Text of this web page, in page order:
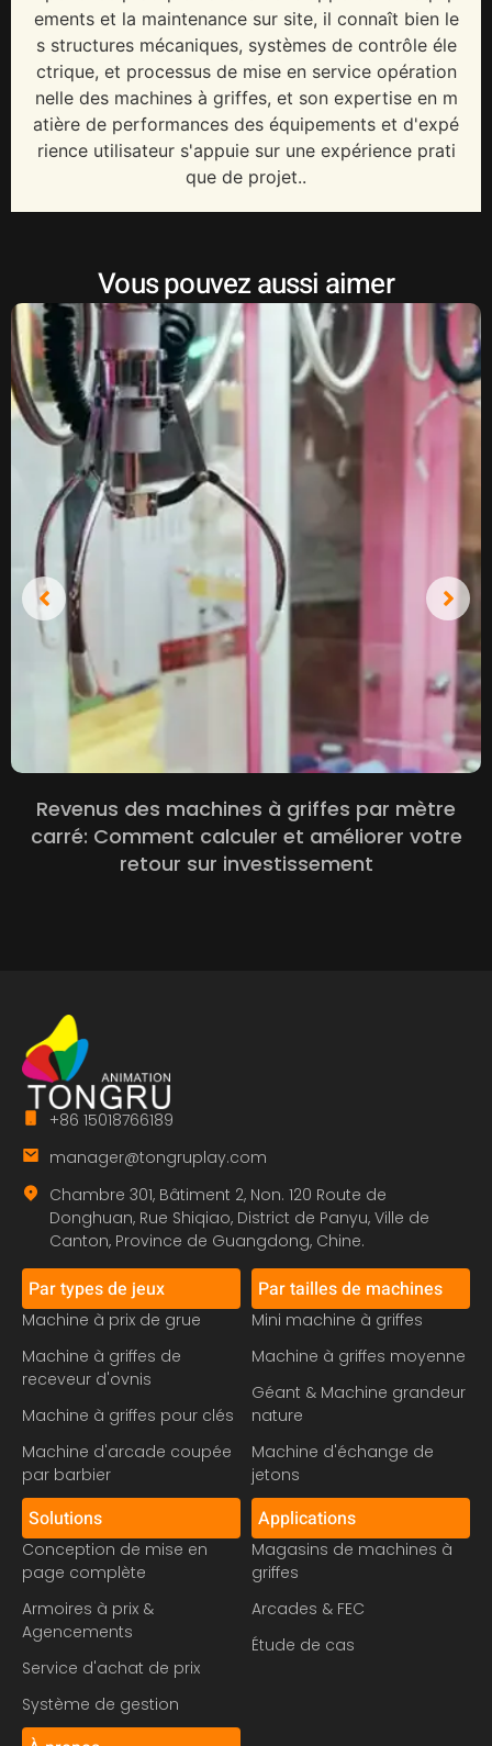
ements et la maintenance sur site, il connaît bien le
s structures mécaniques, systèmes de contrôle éle
ctrique, et processus de mise en service opération
nelle des machines à griffes, et son expertise en m
atière de performances des équipements et d'expé
rience utilisateur s'appuie sur une expérience prati
que de projet..
Vous pouvez aussi aimer
Revenus des machines à griffes par mètre
carré: Comment calculer et améliorer votre
retour sur investissement
+86 15018766189
manager@tongruplay.com
Chambre 301, Bâtiment 2, Non. 120 Route de
Donghuan, Rue Shiqiao, District de Panyu, Ville de
Canton, Province de Guangdong, Chine.
Par types de jeux
Machine à prix de grue
Machine à griffes de
receveur d'ovnis
Machine à griffes pour clés
Machine d'arcade coupée
par barbier
Par tailles de machines
Mini machine à griffes
Machine à griffes moyenne
Géant & Machine grandeur
nature
Machine d'échange de
jetons
Solutions
Conception de mise en
page complète
Armoires à prix &
Agencements
Service d'achat de prix
Système de gestion
Applications
Magasins de machines à
griffes
Arcades & FEC
Étude de cas